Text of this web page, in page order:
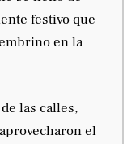
festivo que
en la
las calles,
el